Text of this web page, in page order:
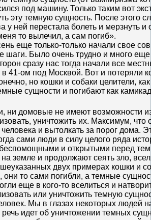
под машину. Только таким вот
эту темную сущность. После этого
у ней перестала болеть и мерзнуть
то вылечил, а сам погиб».
еще только-только начали свое
шаги. Было очень трудно и много еще
сразу нас тогда начали все
41-ом под Москвой. Вот и потеряли
но кошки и собаки целители,
сущности и погибают как
ни домовые не имеют возможности
уничтожить их. Максимум, что
и вытолкать за порог дома.
сами люди в силу целого ряда
и открытыми перед
земле и продолжают сеять зло,
двух примерах кошки и
они то сами погибли, а темные
еще в кого-то вселиться и
или уничтожить темную
Мы в глазах некоторых людей
идет об уничтожении темных